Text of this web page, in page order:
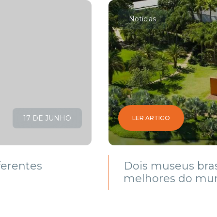
17 DE JUNHO
Notícias
LER ARTIGO
Dois museus
melhores do